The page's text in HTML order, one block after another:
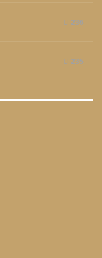
236
235